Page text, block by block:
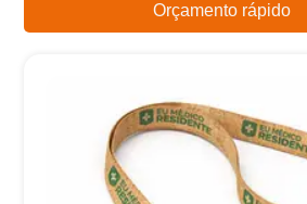
Orçamento rápido